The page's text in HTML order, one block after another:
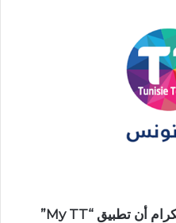
تعلم اتصالات تونس حرفاءها الكرام أن تطبيق “My TT”